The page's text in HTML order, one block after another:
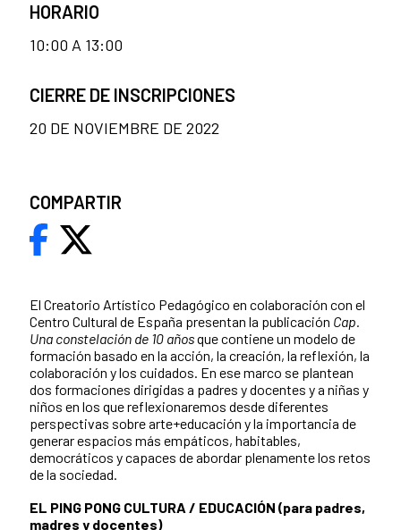
El Creatorio Artístico Pedagógico en colaboración con el
Centro Cultural de España presentan la publicación Cap.
Una constelación de 10 añosque contiene un modelo de
formación basado en la acción, la creación, la reflexión, la
colaboración y los cuidados. En ese marco se plantean
dos formaciones dirigidas a padres y docentes y a niñas y
niños en los que reflexionaremos desde diferentes
perspectivas sobre arte+educación y la importancia de
generar espacios más empáticos, habitables,
democráticos y capaces de abordar plenamente los retos
de la sociedad.
EL PING PONG CULTURA / EDUCACIÓN (para padres,
madres y docentes)
HORARIO
10:00 A 13:00
CIERRE DE INSCRIPCIONES
20 DE NOVIEMBRE DE 2022
COMPARTIR